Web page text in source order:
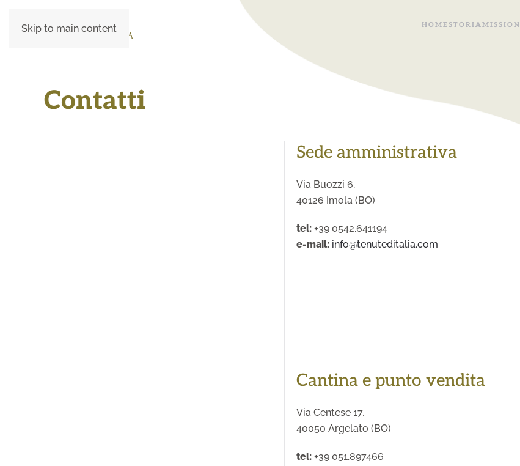
Skip to main content HOME STORIA MISSION
Contatti
Sede amministrativa
Via Buozzi 6,
40126 Imola (BO)
tel: +39 0542.641194
e-mail: info@tenuteditalia.com
Cantina e punto vendita
Via Centese 17,
40050 Argelato (BO)
tel: +39 051.897466